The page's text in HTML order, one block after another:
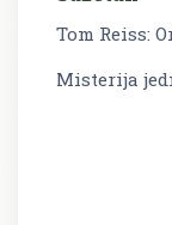
Tom Reiss:
Misterija